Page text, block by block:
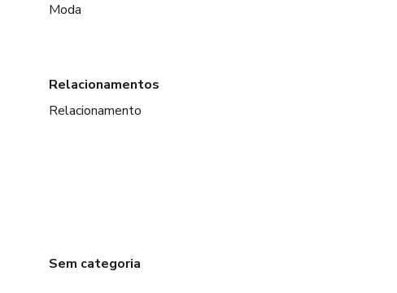
Moda
Relacionamentos
Relacionamento
Sem categoria